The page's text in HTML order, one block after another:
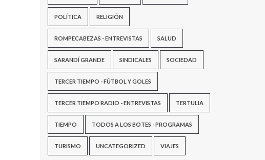
POLÍTICA RELIGIÓN
ROMPECABEZAS - ENTREVISTAS SALUD
SARANDÍ GRANDE SINDICALES SOCIEDAD
TERCER TIEMPO - FÚTBOL Y GOLES
TERCER TIEMPO RADIO - ENTREVISTAS TERTULIA
TIEMPO TODOS A LOS BOTES - PROGRAMAS
TURISMO UNCATEGORIZED VIAJES